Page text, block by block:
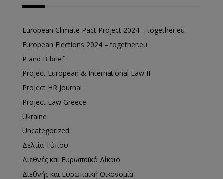
European Climate Pact Project 2024 – together.eu
European Elections 2024 – together.eu
P and B brief
Project European & International Law II
Project HR Journal
Project Law Greece
Ukraine
Uncategorized
Δελτία Τύπου
Διεθνές και Ευρωπαϊκό Δίκαιο
Διεθνής και Ευρωπαϊκή Οικονομία